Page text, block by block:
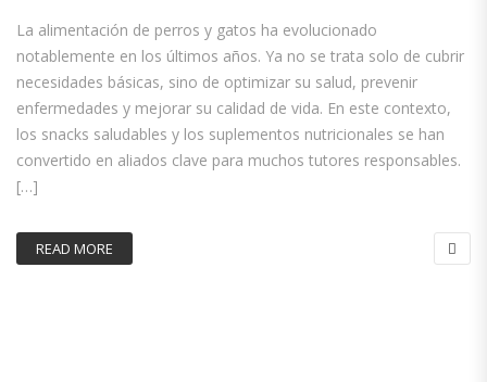
La alimentación de perros y gatos ha evolucionado
notablemente en los últimos años. Ya no se trata solo de cubrir
necesidades básicas, sino de optimizar su salud, prevenir
enfermedades y mejorar su calidad de vida. En este contexto,
los snacks saludables y los suplementos nutricionales se han
convertido en aliados clave para muchos tutores responsables.
[…]
READ MORE